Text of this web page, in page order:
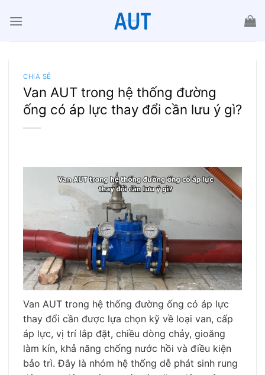
đến
CHIA SẺ
Van AUT trong hệ thống đường
ống có áp lực thay đổi cần lưu ý gì?
Van AUT trong hệ thống đường ống có áp lực
thay đổi cần được lựa chọn kỹ về loại van, cấp
áp lực, vị trí lắp đặt, chiều dòng chảy, gioăng
làm kín, khả năng chống nước hồi và điều kiện
bảo trì. Đây là nhóm hệ thống dễ phát sinh rung